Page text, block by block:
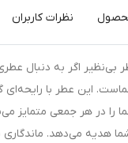
نظرات کاربران
بی‌نظیر اگر به دنبال
این عطر با
در هر جمعی متمایز
هدیه می‌دهد. ماندگاری